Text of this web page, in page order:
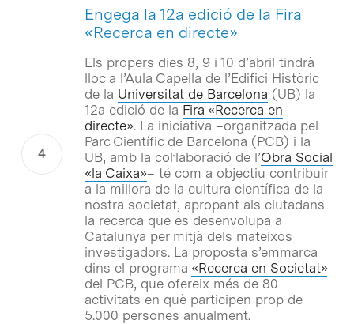
Engega la 12a edició de la Fira
«Recerca en directe»
Els propers dies 8, 9 i 10 d’abril tindrà
lloc a l’Aula Capella de l’Edifici Històric
de la Universitat de Barcelona (UB) la
12a edició de la Fira «Recerca en
directe». La iniciativa –organitzada pel
Parc Científic de Barcelona (PCB) i la
UB, amb la col·laboració de l’Obra Social
«la Caixa»– té com a objectiu contribuir
a la millora de la cultura científica de la
nostra societat, apropant als ciutadans
la recerca que es desenvolupa a
Catalunya per mitjà dels mateixos
investigadors. La proposta s’emmarca
dins el programa «Recerca en Societat»
del PCB, que ofereix més de 80
activitats en què participen prop de
5.000 persones anualment.